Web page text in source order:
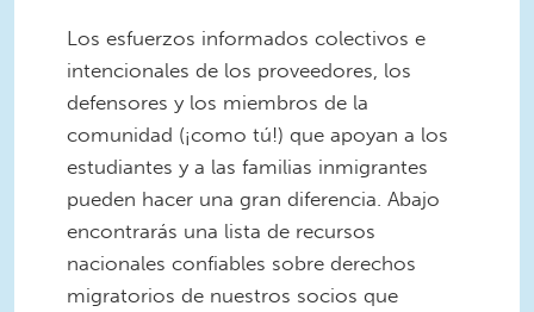
Los esfuerzos informados colectivos e
intencionales de los proveedores, los
defensores y los miembros de la
comunidad (¡como tú!) que apoyan a los
estudiantes y a las familias inmigrantes
pueden hacer una gran diferencia. Abajo
encontrarás una lista de recursos
nacionales confiables sobre derechos
migratorios de nuestros socios que